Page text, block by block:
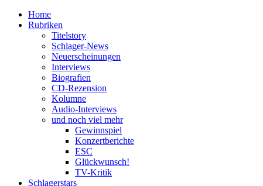
Home
Rubriken
Titelstory
Schlager-News
Neuerscheinungen
Interviews
Biografien
CD-Rezension
Kolumne
Audio-Interviews
und noch viel mehr
Gewinnspiel
Konzertberichte
ESC
Glückwunsch!
TV-Kritik
Schlagerstars